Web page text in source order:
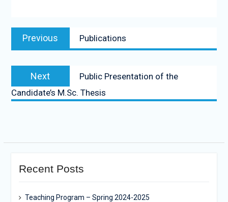
Post
navigation
Previous
post:
Publications
Next
post:
Public Presentation of the
Candidate’s M.Sc. Thesis
Recent Posts
Teaching Program – Spring 2024-2025